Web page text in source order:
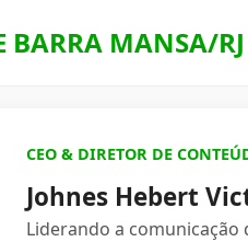
BARRA MANSA/RJ
CEO & DIRETOR DE
Johnes Hebert
Liderando a comunicação